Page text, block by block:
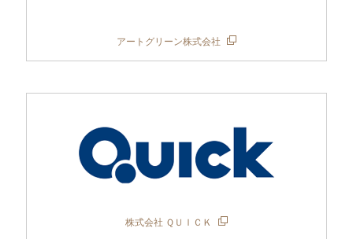
アートグリーン株式会社
株式会社 ＱＵＩＣＫ